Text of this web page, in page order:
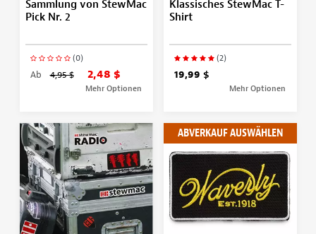
Sammlung von StewMac
Pick Nr. 2
(0)
Ab 4,95 $ 2,48 $
Mehr Optionen
Klassisches StewMac T-
Shirt
(2)
19,99 $
Mehr Optionen
ABVERKAUF AUSWÄHLEN